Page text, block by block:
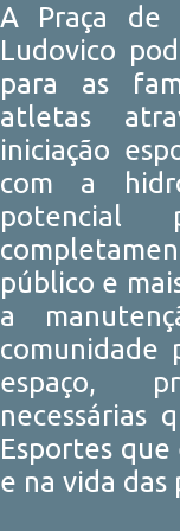
A Praça de
Ludovico
para as
atletas
iniciação
com a
público e
a
comunidade
espaço,
necessárias
Esportes
e na vida das